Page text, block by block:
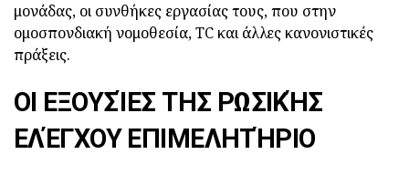
μονάδας, οι συνθήκες εργασίας τους, που στην
ομοσπονδιακή νομοθεσία, TC και άλλες κανονιστικές
πράξεις.
ΟΙ ΕΞΟΥΣΊΕΣ ΤΗΣ ΡΩΣΙΚΉΣ
ΕΛΈΓΧΟΥ ΕΠΙΜΕΛΗΤΉΡΙΟ